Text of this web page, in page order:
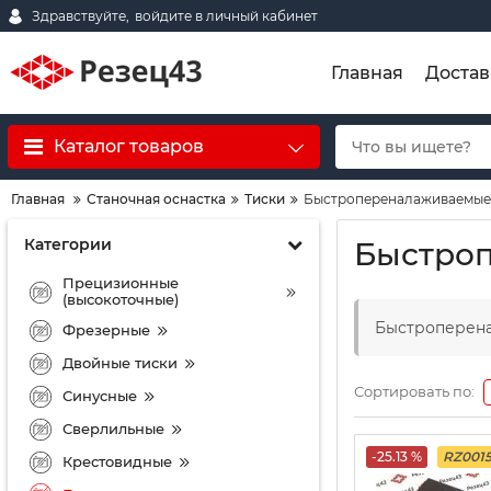
Здравствуйте, войдите в личный кабинет
Главная
Каталог товаров
Главная Станочная оснастка Тиски Быстропереналаживаемые
Категории
Прецизионные
(высокоточные)
Фрезерные
Двойные тиски
Синусные
Сверлильные
Крестовидные
Сортировать по:
-25.13 %